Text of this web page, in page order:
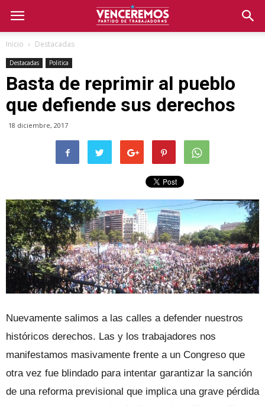
Inicio Destacadas
Destacadas Politica
Basta de reprimir al pueblo
que defiende sus derechos
18 diciembre, 2017
Nuevamente salimos a las calles a defender nuestros
históricos derechos. Las y los trabajadores nos
manifestamos masivamente frente a un Congreso que
otra vez fue blindado para intentar garantizar la sanción
de una reforma previsional que implica una grave pérdida